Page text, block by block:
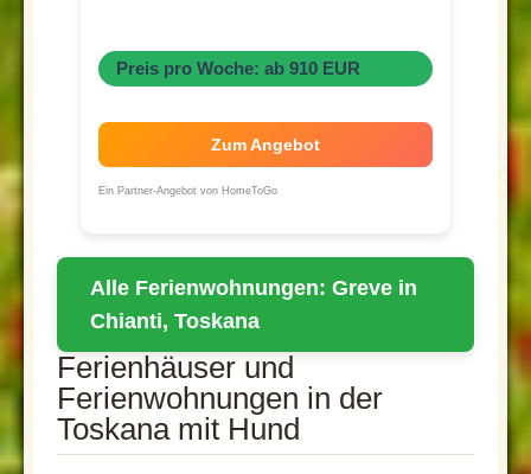
Preis pro Woche: ab 910 EUR
Zum Angebot
Ein Partner-Angebot von HomeToGo
Alle Ferienwohnungen: Greve in
Chianti, Toskana
Ferienhäuser und
Ferienwohnungen in der
Toskana mit Hund